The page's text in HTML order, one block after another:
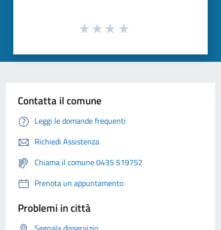
Contatta il comune
Leggi le domande frequenti
Richiedi Assistenza
Chiama il comune 0435 519752
Prenota un appuntamento
Problemi in città